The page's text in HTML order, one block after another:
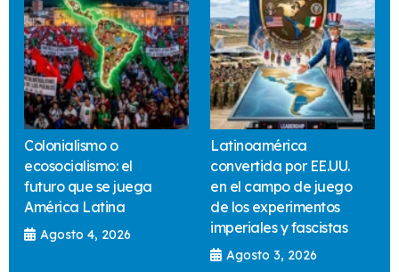
Colonialismo o
ecosocialismo: el
futuro que se juega
América Latina
Agosto 4, 2026
Latinoamérica
convertida por EE.UU.
en el campo de juego
de los experimentos
imperiales y fascistas
Agosto 3, 2026